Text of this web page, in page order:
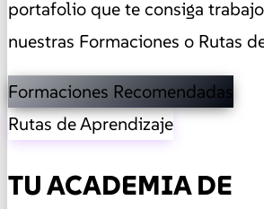
portafolio que te consiga
nuestras Formaciones o Rutas
Formaciones Recomendadas
Rutas de Aprendizaje
TU ACADEMIA DE